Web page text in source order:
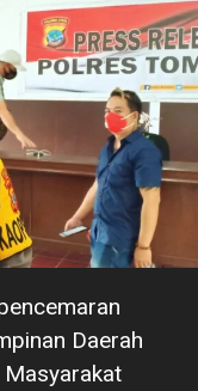
Daerah